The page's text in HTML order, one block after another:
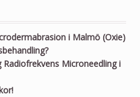
i Malmö (Oxie)
Microneedling i